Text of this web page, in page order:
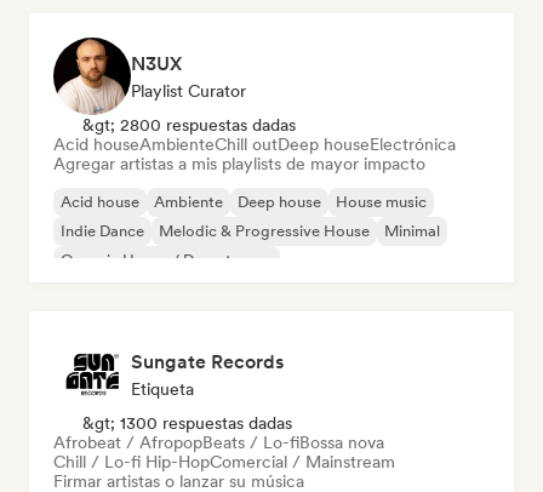
N3UX
Playlist Curator
&gt; 2800 respuestas dadas
Acid houseAmbienteChill outDeep houseElectrónica
Agregar artistas a mis playlists de mayor impacto
Acid house Ambiente Deep house
House music
Indie Dance
Melodic & Progressive House
Minimal
Organic House / Downtempo
Sungate Records
Etiqueta
&gt; 1300 respuestas dadas
Afrobeat / AfropopBeats / Lo-fiBossa nova
Chill / Lo-fi Hip-HopComercial / Mainstream
Firmar artistas o lanzar su música